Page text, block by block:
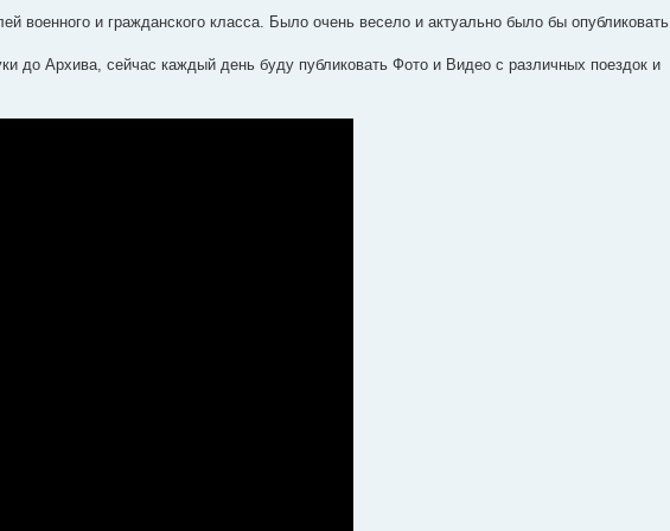
военного и гражданского класса. Было очень весело и актуально было бы опубликовать
до Архива, сейчас каждый день буду публиковать Фото и Видео с различных поездок и